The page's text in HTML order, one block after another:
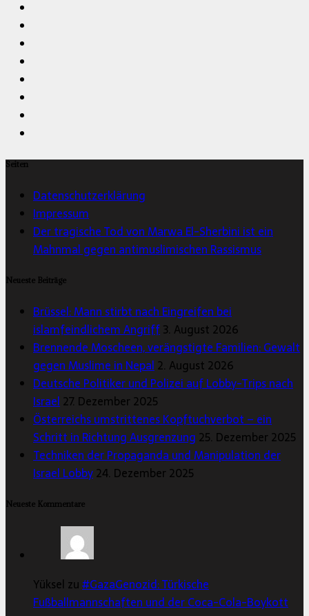
Seiten
Datenschutzerklärung
Impressum
Der tragische Tod von Marwa El-Sherbini ist ein
Mahnmal gegen antimuslimischen Rassismus
Neueste Beiträge
Brüssel: Mann stirbt nach Eingreifen bei
islamfeindlichem Angriff3. August 2026
Brennende Moscheen, verängstigte Familien: Gewalt
gegen Muslime in Nepal 2. August 2026
Deutsche Politiker und Polizei auf Lobby-Trips nach
Israel 27. Dezember 2025
Österreichs umstrittenes Kopftuchverbot – ein
Schritt in Richtung Ausgrenzung 25. Dezember 2025
Techniken der Propaganda und Manipulation der
Israel Lobby24. Dezember 2025
Neueste Kommentare
Yüksel zu#GazaGenozid: Türkische
Fußballmannschaften und der Coca-Cola-Boykott